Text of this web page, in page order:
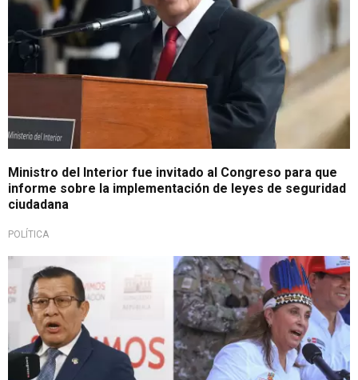
Ministro del Interior fue invitado al Congreso para que
informe sobre la implementación de leyes de seguridad
ciudadana
POLÍTICA
Se pronunció